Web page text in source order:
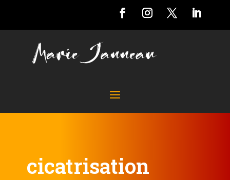
cicatrisation